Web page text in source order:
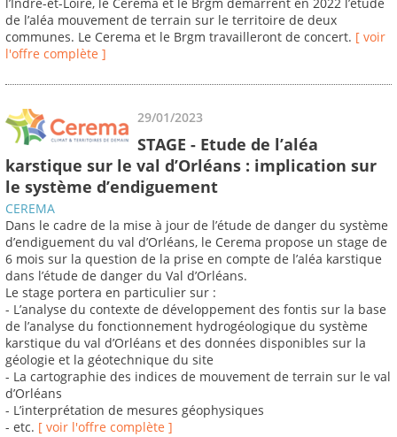
l’Indre-et-Loire, le Cerema et le Brgm démarrent en 2022 l’étude
de l’aléa mouvement de terrain sur le territoire de deux
communes. Le Cerema et le Brgm travailleront de concert. [ voir
l'offre complète ]
29/01/2023
STAGE - Etude de l’aléa
karstique sur le val d’Orléans : implication sur
le système d’endiguement
CEREMA
Dans le cadre de la mise à jour de l’étude de danger du système
d’endiguement du val d’Orléans, le Cerema propose un stage de
6 mois sur la question de la prise en compte de l’aléa karstique
dans l’étude de danger du Val d’Orléans.
Le stage portera en particulier sur :
- L’analyse du contexte de développement des fontis sur la base
de l’analyse du fonctionnement hydrogéologique du système
karstique du val d’Orléans et des données disponibles sur la
géologie et la géotechnique du site
- La cartographie des indices de mouvement de terrain sur le val
d’Orléans
- L’interprétation de mesures géophysiques
- etc. [ voir l'offre complète ]